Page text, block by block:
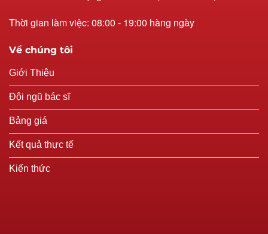
Thời gian làm việc: 08:00 - 19:00 hàng ngày
Về chúng tôi
Giới Thiệu
Đội ngũ bác sĩ
Bảng giá
Kết quả thực tế
Kiến thức